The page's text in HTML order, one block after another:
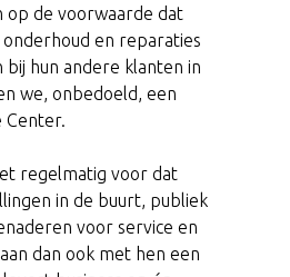
op de voorwaarde dat
en reparaties
hun andere klanten in
we, onbedoeld, een
Center.
regelmatig voor dat
in de buurt, publiek
voor service en
dan ook met hen een